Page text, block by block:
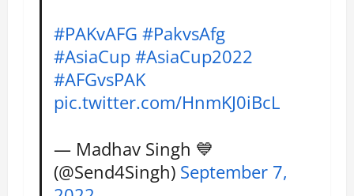
#PAKvAFG #PakvsAfg
#AsiaCup #AsiaCup2022
#AFGvsPAK
pic.twitter.com/HnmKJ0iBcL
— Madhav Singh 💙
(@Send4Singh) September 7,